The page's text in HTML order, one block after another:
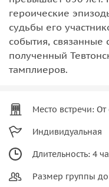
героические
судьбы его
события, связанные
полученный
тамплиеров.
Место встречи:
Индивидуальная
Длительность: 4
Размер группы